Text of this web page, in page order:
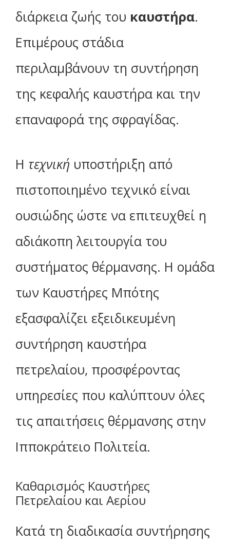
διάρκεια ζωής του καυστήρα.
Επιμέρους στάδια
περιλαμβάνουν τη συντήρηση
της κεφαλής καυστήρα και την
επαναφορά της σφραγίδας.
Η τεχνική υποστήριξη από
πιστοποιημένο τεχνικό είναι
ουσιώδης ώστε να επιτευχθεί η
αδιάκοπη λειτουργία του
συστήματος θέρμανσης. Η ομάδα
των Καυστήρες Μπότης
εξασφαλίζει εξειδικευμένη
συντήρηση καυστήρα
πετρελαίου, προσφέροντας
υπηρεσίες που καλύπτουν όλες
τις απαιτήσεις θέρμανσης στην
Ιπποκράτειο Πολιτεία.
Καθαρισμός Καυστήρες
Πετρελαίου και Αερίου
Κατά τη διαδικασία συντήρησης